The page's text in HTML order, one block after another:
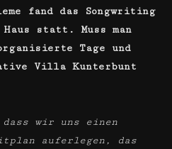
fand das Songwriting
statt. Muss man
Tage und
Villa Kunterbunt
wir uns einen
auferlegen, das